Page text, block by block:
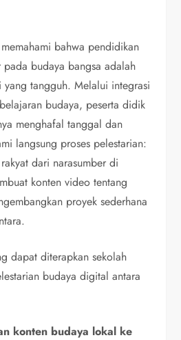
memahami bahwa pendidikan
pada budaya bangsa adalah
tangguh. Melalui integrasi
budaya, peserta didik
menghafal tanggal dan
langsung proses pelestarian:
dari narasumber di
konten video tentang
proyek sederhana
dapat diterapkan sekolah
budaya digital antara
konten budaya lokal ke